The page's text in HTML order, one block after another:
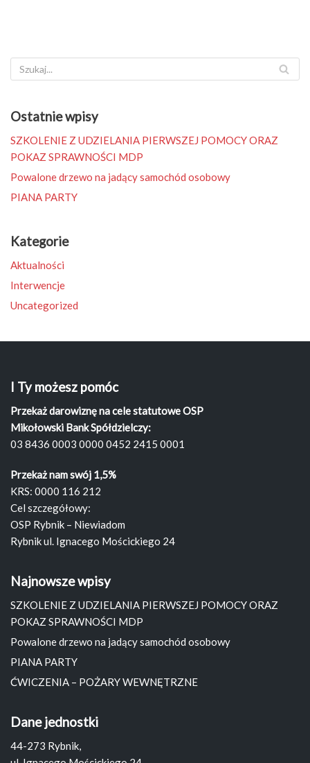
Ostatnie wpisy
SZKOLENIE Z UDZIELANIA PIERWSZEJ POMOCY ORAZ
POKAZ SPRAWNOŚCI MDP
Powalone drzewo na jadący samochód osobowy
PIANA PARTY
Kategorie
Aktualności
Interwencje
Uncategorized
I Ty możesz pomóc
Przekaż darowiznę na cele statutowe OSP
Mikołowski Bank Spółdzielczy:
03 8436 0003 0000 0452 2415 0001
Przekaż nam swój 1,5%
KRS: 0000 116 212
Cel szczegółowy:
OSP Rybnik – Niewiadom
Rybnik ul. Ignacego Mościckiego 24
Najnowsze wpisy
SZKOLENIE Z UDZIELANIA PIERWSZEJ POMOCY ORAZ
POKAZ SPRAWNOŚCI MDP
Powalone drzewo na jadący samochód osobowy
PIANA PARTY
ĆWICZENIA – POŻARY WEWNĘTRZNE
Dane jednostki
44-273 Rybnik,